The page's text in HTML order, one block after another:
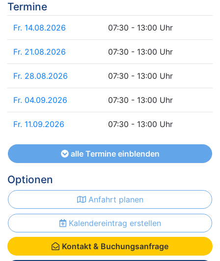
Termine
Fr. 14.08.2026 07:30 - 13:00 Uhr
Fr. 21.08.2026 07:30 - 13:00 Uhr
Fr. 28.08.2026 07:30 - 13:00 Uhr
Fr. 04.09.2026 07:30 - 13:00 Uhr
Fr. 11.09.2026 07:30 - 13:00 Uhr
alle Termine einblenden
Optionen
Anfahrt planen
Kalendereintrag erstellen
Kontakt & Buchungsanfrage